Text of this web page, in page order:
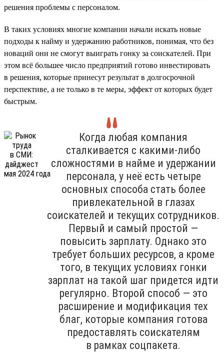
решения проблемы с персоналом.
В таких условиях многие компании начали искать новые
подходы к найму и удержанию работников, понимая, что без
новаций они не смогут выиграть гонку за соискателей. При
этом всё большее число предприятий готово инвестировать
в решения, которые принесут результат в долгосрочной
перспективе, а не только в те меры, эффект от которых будет
быстрым.
Когда любая компания
сталкивается с какими-либо
сложностями в найме и удержании
персонала, у неё есть четыре
основных способа стать более
привлекательной в глазах
соискателей и текущих сотрудников.
Первый и самый простой —
повысить зарплату. Однако это
требует больших ресурсов, а кроме
того, в текущих условиях гонки
зарплат на такой шаг придется идти
регулярно. Второй способ — это
расширение и модификация тех
благ, которые компания готова
предоставлять соискателям
в рамках соцпакета.